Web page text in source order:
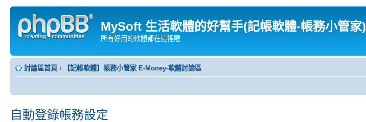
MySoft 生活軟體的好幫手(記帳軟體-帳務小管家)
所有好用的軟體都在這裡喔
討論區首頁 ‹ 【記帳軟體】帳務小管家 E-Money-軟體討論區
自動登錄帳務設定